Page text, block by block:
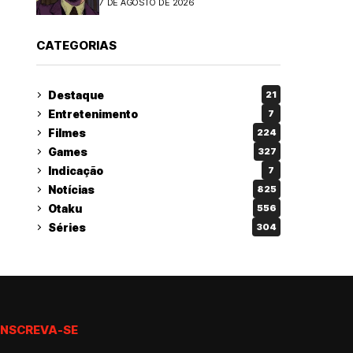
CATEGORIAS
Destaque 21
Entretenimento 7
Filmes 224
Games 327
Indicação 7
Notícias 825
Otaku 556
Séries 304
SE